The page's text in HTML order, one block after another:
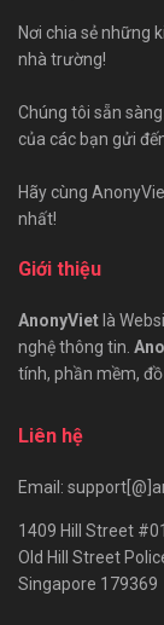
Nơi chia sẻ những
nhà trường!
Chúng tôi sẵn
của các bạn gửi
Hãy cùng
nhất!
Giới thiệu
AnonyVietlà
nghệ thông tin.
tính, phần mềm, đồ
Liên hệ
Email:
1409 Hill Street
Old Hill Street
Singapore 179369